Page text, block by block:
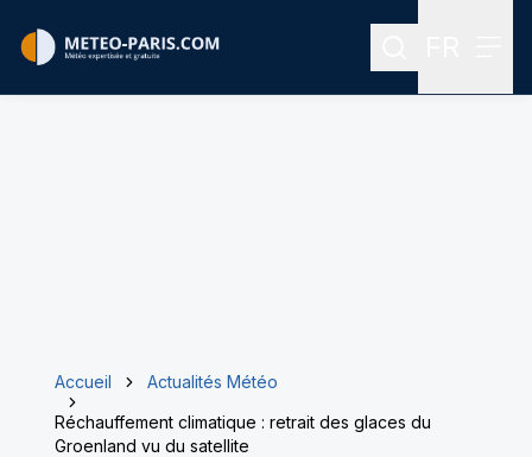
Rechercher
Accueil
Actualités Météo
Réchauffement climatique : retrait des glaces du
Groenland vu du satellite